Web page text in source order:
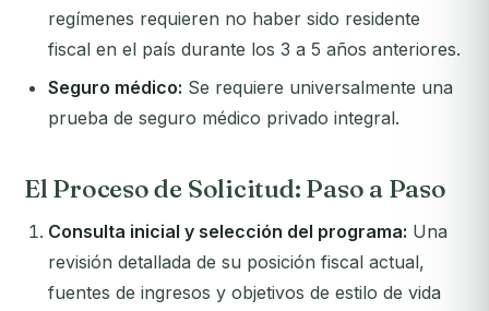
regímenes requieren no haber sido residente
fiscal en el país durante los 3 a 5 años anteriores.
Seguro médico: Se requiere universalmente una
prueba de seguro médico privado integral.
El Proceso de Solicitud: Paso a Paso
Consulta inicial y selección del programa: Una
revisión detallada de su posición fiscal actual,
fuentes de ingresos y objetivos de estilo de vida